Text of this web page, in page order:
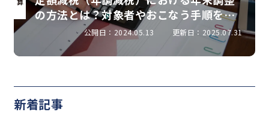
の方法とは？対象者やおこなう手順を解
公開日：2024.05.13 更新日：2025.07.31
新着記事